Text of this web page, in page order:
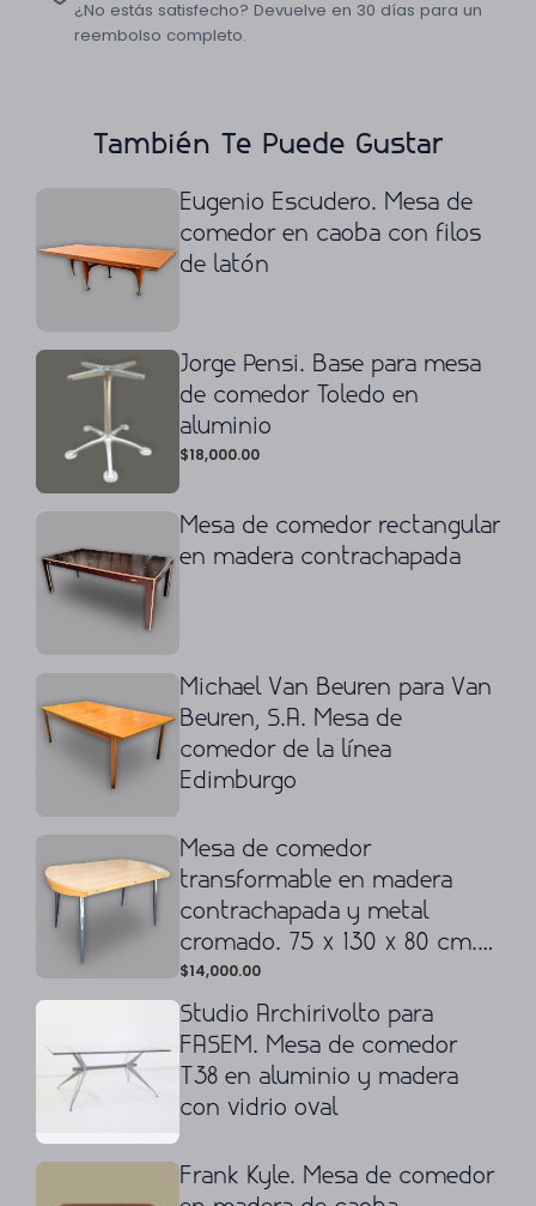
¿No estás satisfecho? Devuelve en 30 días para un
reembolso completo.
También Te Puede Gustar
Eugenio Escudero. Mesa de
comedor en caoba con filos
de latón
Jorge Pensi. Base para mesa
de comedor Toledo en
aluminio
$18,000.00
Mesa de comedor rectangular
en madera contrachapada
Michael Van Beuren para Van
Beuren, S.A. Mesa de
comedor de la línea
Edimburgo
Mesa de comedor
transformable en madera
contrachapada y metal
cromado. 75 x 130 x 80 cm.
(cerrado). 75 x 130 cm. Ø
$14,000.00
Studio Archirivolto para
FASEM. Mesa de comedor
T38 en aluminio y madera
con vidrio oval
Frank Kyle. Mesa de comedor